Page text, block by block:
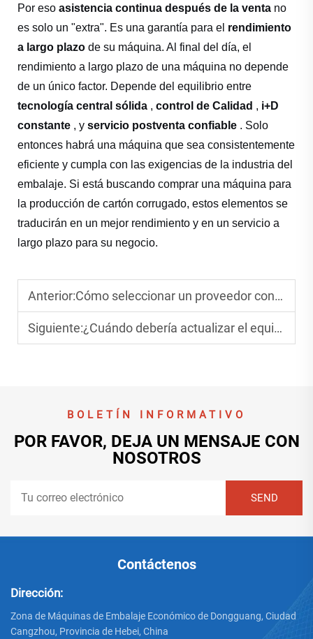
Por eso asistencia continua después de la venta no
es solo un "extra". Es una garantía para el rendimiento
a largo plazo de su máquina. Al final del día, el
rendimiento a largo plazo de una máquina no depende
de un único factor. Depende del equilibrio entre
tecnología central sólida , control de Calidad , i+D
constante , y servicio postventa confiable . Solo
entonces habrá una máquina que sea consistentemente
eficiente y cumpla con las exigencias de la industria del
embalaje. Si está buscando comprar una máquina para
la producción de cartón corrugado, estos elementos se
traducirán en un mejor rendimiento y en un servicio a
largo plazo para su negocio.
Anterior:Cómo seleccionar un proveedor confiable de líneas de producción de cartón corrugado?
Siguiente:¿Cuándo debería actualizar el equipo de producción de cartón corrugado?
BOLETÍN INFORMATIVO
POR FAVOR, DEJA UN MENSAJE CON
NOSOTROS
Contáctenos
Dirección:
Zona de Máquinas de Embalaje Económico de Dongguang, Ciudad
Cangzhou, Provincia de Hebei, China